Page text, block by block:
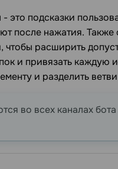
это подсказки
после нажатия. Также
чтобы расширить
и привязать каждую
и разделить
во всех каналах